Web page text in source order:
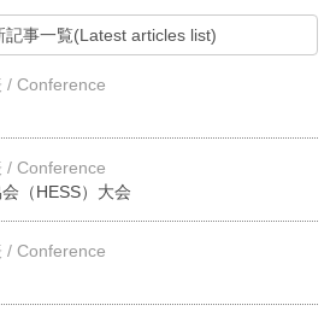
事一覧(Latest articles list)
/ Conference
/ Conference
（HESS）大会
/ Conference